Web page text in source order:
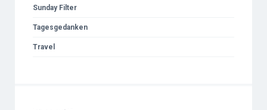
Sunday Filter
Tagesgedanken
Travel